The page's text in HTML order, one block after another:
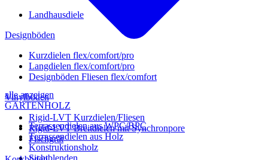
alle anzeigen
GARTENHOLZ
Terrassendielen aus WPC/BPC
Terrassendielen aus Holz
Konstruktionsholz
Sichtblenden
Landhausdiele
Designböden
Kurzdielen flex/comfort/pro
Langdielen flex/comfort/pro
Designböden Fliesen flex/comfort
Vinylböden
Rigid-LVT Kurzdielen/Fliesen
Rigid-LVT Breitdielen mit Synchronpore
Fischgrät